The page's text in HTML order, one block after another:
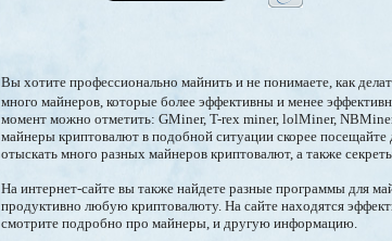
Вы хотите профессионально майнить и не понимаете, как
много майнеров, которые более эффективны и менее
момент можно отметить: GMiner, T-rex miner, lolMiner,
майнеры криптовалют в подобной ситуации скорее
отыскать много разных майнеров криптовалют, а также
На интернет-сайте вы также найдете разные программы для
продуктивно любую криптовалюту. На сайте находятся
смотрите подробно про майнеры, и другую информацию.